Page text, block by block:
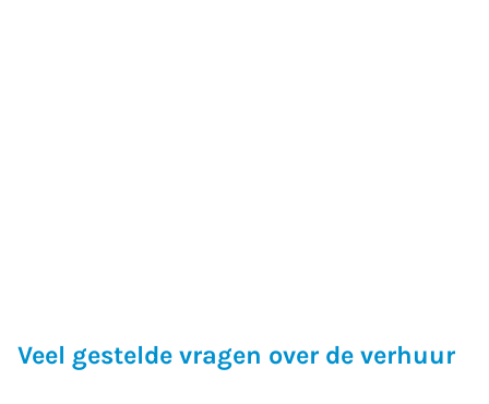
Veel gestelde vragen over de verhuur